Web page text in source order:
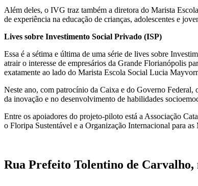
Além deles, o IVG traz também a diretora do Marista
de experiência na educação de crianças, adolescentes e
Lives sobre Investimento Social Privado (ISP)
Essa é a sétima e última de uma série de lives sobre
atrair o interesse de empresários da Grande Florianópolis
exatamente ao lado do Marista Escola Social Lucia
Neste ano, com patrocínio da Caixa e do Governo Federal,
da inovação e no desenvolvimento de habilidades
Entre os apoiadores do projeto-piloto está a Associação
o Floripa Sustentável e a Organização Internacional para
Rua Prefeito Tolentino de Carvalho,